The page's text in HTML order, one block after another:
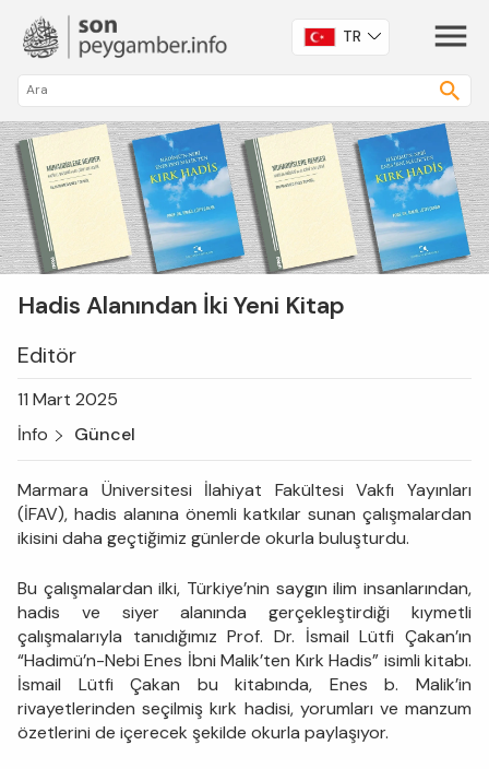
TR
Hadis Alanından İki Yeni Kitap
Editör
11 Mart 2025
İnfo
Güncel
Marmara Üniversitesi İlahiyat Fakültesi Vakfı Yayınları
(İFAV), hadis alanına önemli katkılar sunan çalışmalardan
ikisini daha geçtiğimiz günlerde okurla buluşturdu.
Bu çalışmalardan ilki, Türkiye’nin saygın ilim insanlarından,
hadis ve siyer alanında gerçekleştirdiği kıymetli
çalışmalarıyla tanıdığımız Prof. Dr. İsmail Lütfi Çakan’ın
“Hadimü’n-Nebi Enes İbni Malik’ten Kırk Hadis” isimli kitabı.
İsmail Lütfi Çakan bu kitabında, Enes b. Malik’in
rivayetlerinden seçilmiş kırk hadisi, yorumları ve manzum
özetlerini de içerecek şekilde okurla paylaşıyor.